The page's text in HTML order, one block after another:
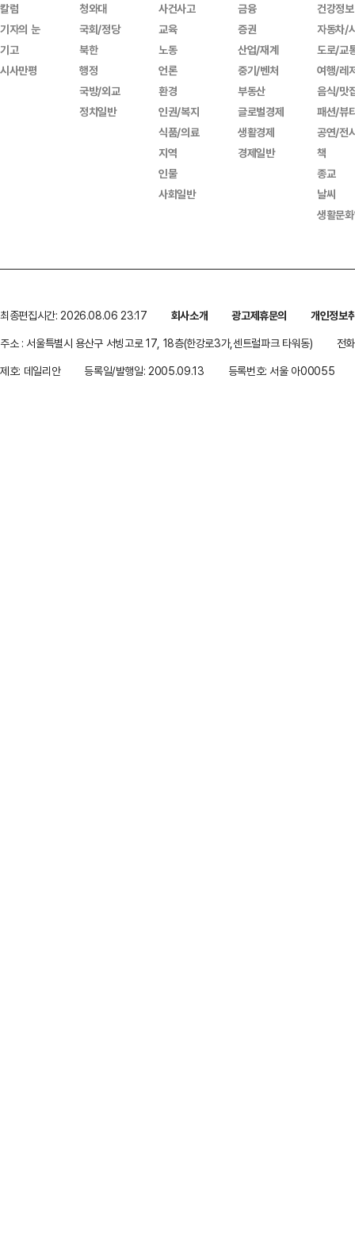
칼럼
기자의 눈
기고
시사만평
청와대
국회/정당
북한
행정
국방/외교
정치일반
사건사고
교육
노동
언론
환경
인권/복지
식품/의료
지역
인물
사회일반
금융
증권
산업/재계
중기/벤처
부동산
글로벌경제
생활경제
경제일반
건강정보
자동차/
도로/교
여행/레
음식/맛
패션/뷰
공연/전
책
종교
날씨
생활문
최종편집시간: 2026.08.06 23:17 회사소개 광고제휴문의
개인정보
주소 : 서울특별시 용산구 서빙고로 17, 18층(한강로3가,센트럴파크 타워동)
전
제호: 데일리안
등록일/발행일: 2005.09.13 등록번호: 서울 아00055